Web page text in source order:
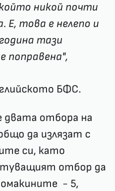
никой почти
Е, това е нелепо и
тази
поправена",
БФС.
двата отбора на
да излязат с
си, като
отбор да
- 5,